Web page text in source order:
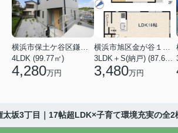
4LDK (99.77㎡)
4,280万円 3,480万円
太坂3丁目｜17帖超LDK×子育て環境充実の